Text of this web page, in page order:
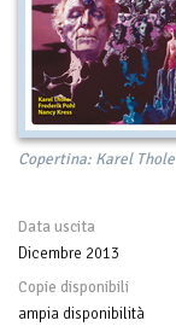
Copertina: Karel Thole
Data uscita
Dicembre 2013
Copie disponibili
ampia disponibilità